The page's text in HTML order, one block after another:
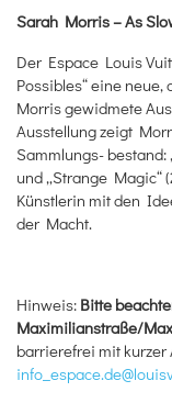
Sarah Morris – As
Der Espace Louis
Possibles“ eine
Morris gewidmete
Ausstellung zeigt
Sammlungs- bestand:
und „Strange Magic“
Künstlerin mit den
der Macht.
Hinweis: Bitte
Maximilianstraße/
barrierefrei mit kurzer
info_espace.de@